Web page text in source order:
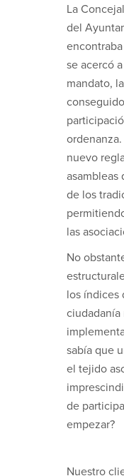
La
del
se acercó
mandato,
nuevo
asambleas
de los
las
No
los índices
ciudadanía
sabía que
el tejido
de
empezar?
Nuestro